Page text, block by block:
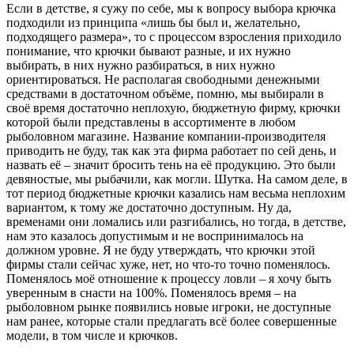
Если в детстве, я сужу по себе, мы к вопросу выбора крючка
подходили из принципа «лишь бы был и, желательно,
подходящего размера», то с процессом взросления приходило
понимание, что крючки бывают разные, и их нужно
выбирать, в них нужно разбираться, в них нужно
ориентироваться. Не располагая свободными денежными
средствами в достаточном объёме, помню, мы выбирали в
своё время достаточно неплохую, бюджетную фирму, крючки
которой были представлены в ассортименте в любом
рыболовном магазине. Название компании-производителя
приводить не буду, так как эта фирма работает по сей день, и
назвать её – значит бросить тень на её продукцию. Это были
девяностые, мы рыбачили, как могли. Шутка. На самом деле, в
тот период бюджетные крючки казались нам весьма неплохим
вариантом, к тому же достаточно доступным. Ну да,
временами они ломались или разгибались, но тогда, в детстве,
нам это казалось допустимым и не воспринималось на
должном уровне. Я не буду утверждать, что крючки этой
фирмы стали сейчас хуже, нет, но что-то точно поменялось.
Поменялось моё отношение к процессу ловли – я хочу быть
уверенным в снасти на 100%. Поменялось время – на
рыболовном рынке появились новые игроки, не доступные
нам ранее, которые стали предлагать всё более совершенные
модели, в том числе и крючков.